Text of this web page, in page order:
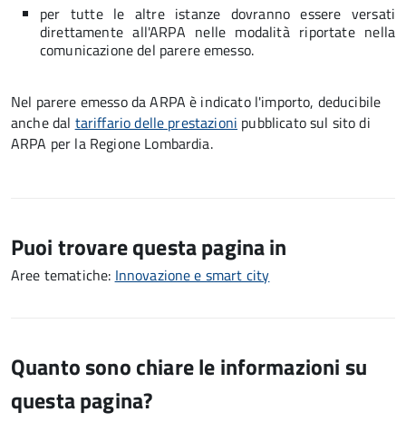
per tutte le altre istanze dovranno essere versati
direttamente all'ARPA nelle modalità riportate nella
comunicazione del parere emesso.
Nel parere emesso da ARPA è indicato l'importo, deducibile
anche dal tariffario delle prestazioni pubblicato sul sito di
ARPA per la Regione Lombardia.
Puoi trovare questa pagina in
Aree tematiche: Innovazione e smart city
Quanto sono chiare le informazioni su
questa pagina?